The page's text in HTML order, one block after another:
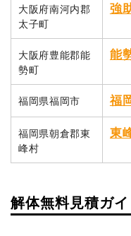
大阪府南河内郡
太子町
強
大阪府豊能郡能
勢町
能
福岡県福岡市 福
福岡県朝倉郡東
峰村
東
解体無料見積ガ